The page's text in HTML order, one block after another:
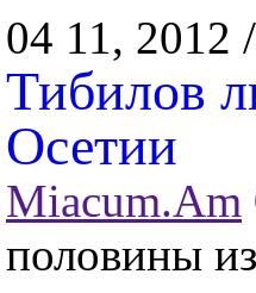
04 11, 2012 /
Тибилов
Осетии
Miacum.Am
половины